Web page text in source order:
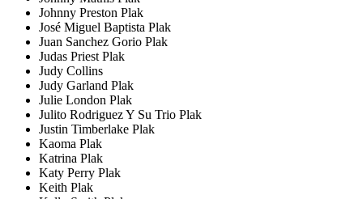
Johnny Preston Plak
José Miguel Baptista Plak
Juan Sanchez Gorio Plak
Judas Priest Plak
Judy Collins
Judy Garland Plak
Julie London Plak
Julito Rodriguez Y Su Trio Plak
Justin Timberlake Plak
Kaoma Plak
Katrina Plak
Katy Perry Plak
Keith Plak